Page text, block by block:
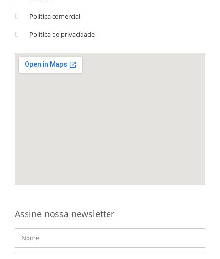
Politica comercial
Politica de privacidade
Assine nossa newsletter